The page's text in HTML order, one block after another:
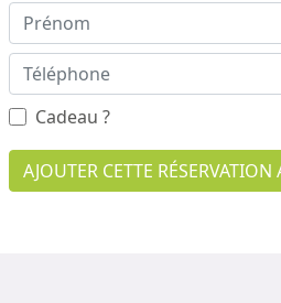
Cadeau ?
AJOUTER CETTE RÉSERVATION